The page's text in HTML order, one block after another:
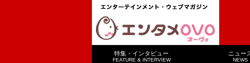
特集・インタビュー
FEATURE & INTERVIEW
ニュー
NEWS